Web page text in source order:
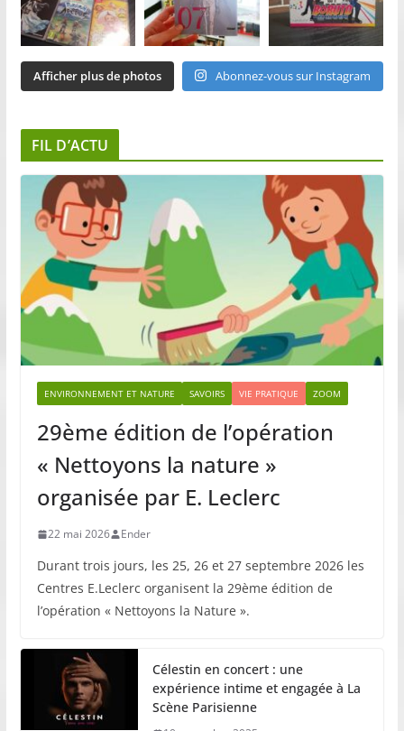
Afficher plus de photos Abonnez-vous sur Instagram
FIL D’ACTU
ENVIRONNEMENT ET NATURE SAVOIRS VIE PRATIQUE ZOOM
29ème édition de l’opération
« Nettoyons la nature »
organisée par E. Leclerc
22 mai 2026 Ender
Durant trois jours, les 25, 26 et 27 septembre 2026 les
Centres E.Leclerc organisent la 29ème édition de
l’opération « Nettoyons la Nature ».
Célestin en concert : une
expérience intime et engagée à La
Scène Parisienne